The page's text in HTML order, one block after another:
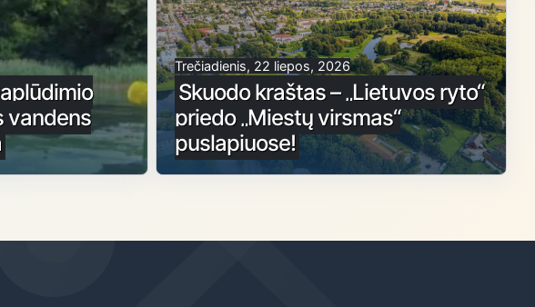
vandens
Trečiadienis, 22 liepos, 2026
Skuodo kraštas – „Lietuvos ryto“
priedo „Miestų virsmas“
puslapiuose!